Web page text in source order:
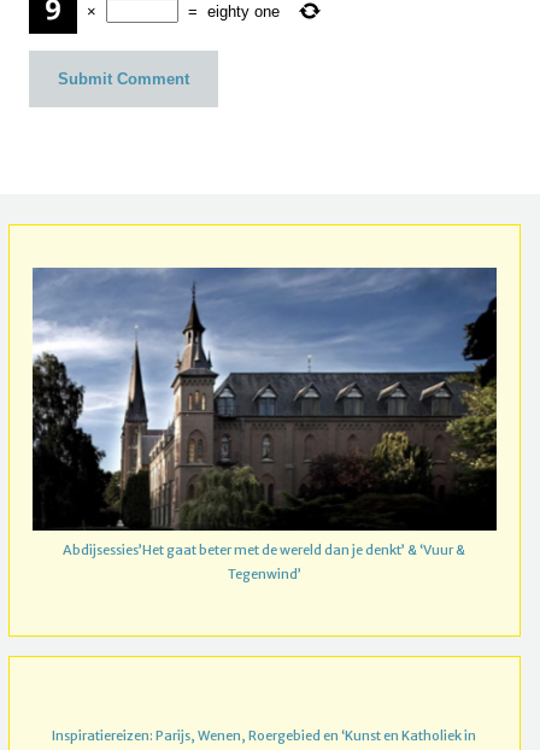
× = eighty one
Abdijsessies’Het gaat beter met de wereld dan je denkt’ & ‘Vuur &
Tegenwind’
Inspiratiereizen: Parijs, Wenen, Roergebied en ‘Kunst en Katholiek in